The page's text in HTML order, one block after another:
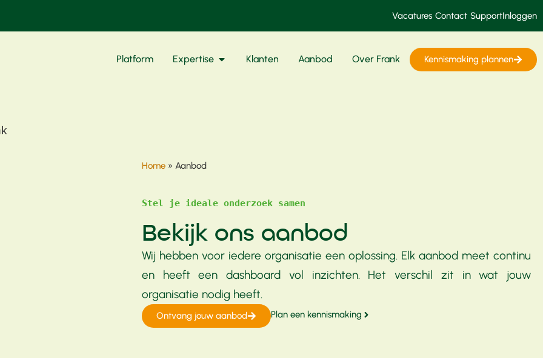
Vacatures Contact SupportInloggen
Platform Expertise Klanten Aanbod Over Frank Kennismaking plannen
Home » Aanbod
Stel je ideale onderzoek samen
Bekijk ons aanbod
Wij hebben voor iedere organisatie een oplossing. Elk aanbod meet continu
en heeft een dashboard vol inzichten. Het verschil zit in wat jouw
organisatie nodig heeft.
Ontvang jouw aanbod Plan een kennismaking